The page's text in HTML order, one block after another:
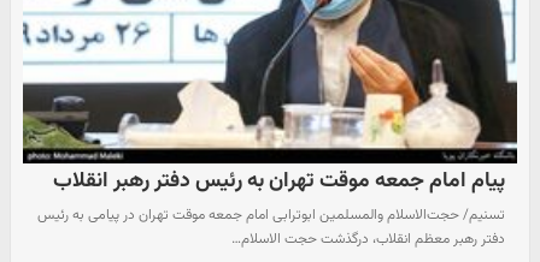
پیام امام جمعه موقت تهران به رئیس دفتر رهبر انقلاب
تسنیم/ حجت‌الاسلام والمسلمین ابوترابی‌ امام جمعه موقت تهران در پیامی به رئیس
دفتر رهبر معظم انقلاب، درگذشت حجت الاسلام…